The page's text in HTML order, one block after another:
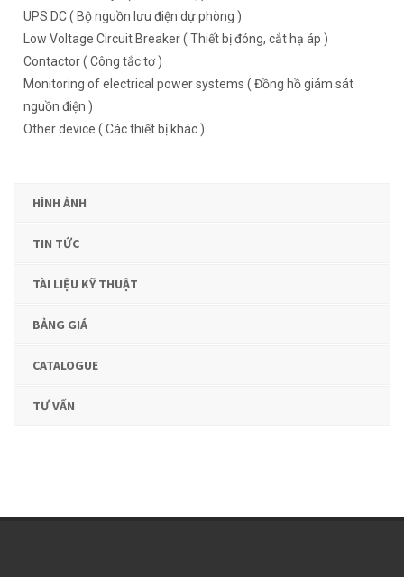
UPS DC ( Bộ nguồn lưu điện dự phòng )
Low Voltage Circuit Breaker ( Thiết bị đóng, cắt hạ áp )
Contactor ( Công tắc tơ )
Monitoring of electrical power systems ( Đồng hồ giám sát
nguồn điện )
Other device ( Các thiết bị khác )
HÌNH ẢNH
TIN TỨC
TÀI LIỆU KỸ THUẬT
BẢNG GIÁ
CATALOGUE
TƯ VẤN